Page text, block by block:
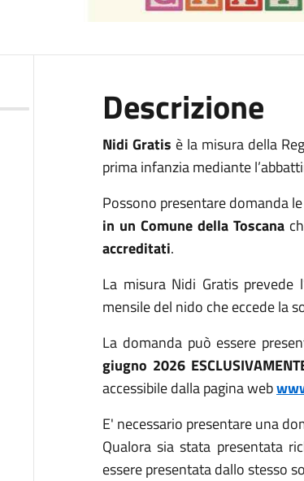
Descrizione
Nidi Gratis è la misura della
prima infanzia mediante
Possono presentare domanda
in un Comune della Toscana
accreditati.
La misura Nidi Gratis
mensile del nido che eccede la
La domanda può essere
giugno 2026
accessibile dalla pagina web
E' necessario presentare una
Qualora sia stata presentata
essere presentata dallo stesso